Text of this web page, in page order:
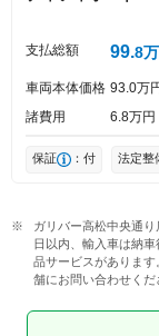
支払総額 99 8
車両本体価格 93 0万
諸費用
6 8万円
保証 ：付 法定整
ガリバー高松中央通
日以内、輸入車は納
品サービスがありま
舗にお問い合わせくだ